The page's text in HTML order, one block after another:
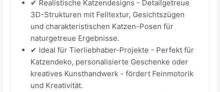
✔ Realistische Katzendesigns - Detailgetreue
3D-Strukturen mit Felltextur, Gesichtszügen
und charakteristischen Katzen-Posen für
naturgetreue Ergebnisse.
✔ Ideal für Tierliebhaber-Projekte - Perfekt für
Katzendeko, personalisierte Geschenke oder
kreatives Kunsthandwerk - fördert Feinmotorik
und Kreativität.